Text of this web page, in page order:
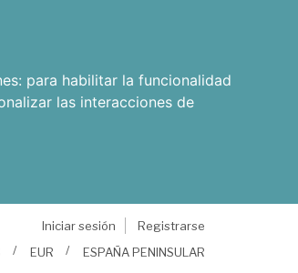
para habilitar la funcionalidad
las interacciones de
Iniciar sesión
Registrarse
EUR ESPAÑA PENINSULAR